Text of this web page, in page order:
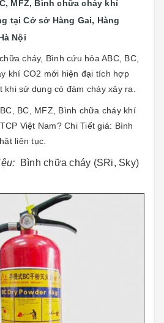
MFZ, Bình chữa cháy khí
tại Cở sở Hàng Gai, Hàng
Nội
cháy, Bình cứu hỏa ABC, BC,
khí CO2 mới hiện đại tích hợp
sử dụng có đám cháy xảy ra.
BC, MFZ, Bình chữa cháy khí
Việt Nam? Chi Tiết giá: Bình
liên tục.
Bình chữa cháy (SRi, Sky)